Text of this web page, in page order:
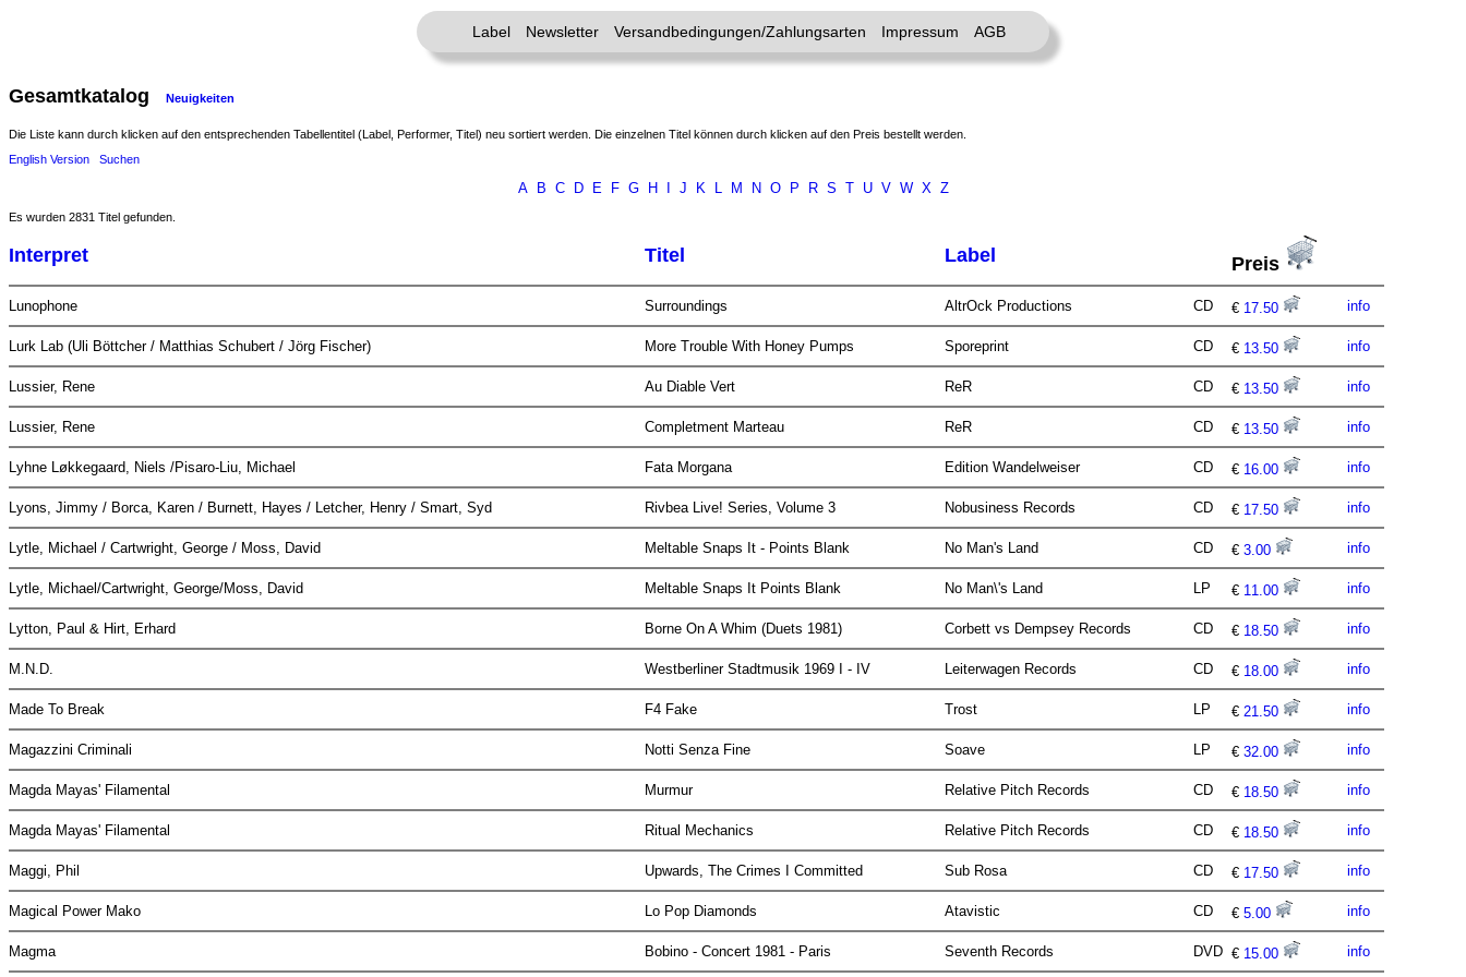
Label Newsletter Versandbedingungen/Zahlungsarten Impressum AGB
Gesamtkatalog Neuigkeiten
Die Liste kann durch klicken auf den entsprechenden Tabellentitel (Label, Performer, Titel) neu sortiert werden. Die einzelnen Titel können durch klicken auf den Preis bestellt werden.
English Version
Suchen
A B C D E F G H J K L M N O P R S T U V W X Z
Es wurden 2831 Titel gefunden.
Interpret Titel Label Preis
Lunophone Surroundings AltrOck Productions CD € 17.50 info
Lurk Lab (Uli Böttcher / Matthias Schubert / Jörg Fischer) More Trouble With Honey Pumps Sporeprint CD € 13.50 info
Lussier, Rene Au Diable Vert ReR CD € 13.50 info
Lussier, Rene Completment Marteau ReR CD € 13.50 info
Lyhne Løkkegaard, Niels /Pisaro-Liu, Michael Fata Morgana Edition Wandelweiser CD € 16.00 info
Lyons, Jimmy / Borca, Karen / Burnett, Hayes / Letcher, Henry / Smart, Syd Rivbea Live! Series, Volume 3 Nobusiness Records CD € 17.50 info
Lytle, Michael / Cartwright, George / Moss, David Meltable Snaps It - Points Blank No Man's Land CD € 3.00 info
Lytle, Michael/Cartwright, George/Moss, David Meltable Snaps It Points Blank No Man\'s Land LP € 11.00 info
Lytton, Paul & Hirt, Erhard Borne On A Whim (Duets 1981) Corbett vs Dempsey Records CD € 18.50 info
M.N.D. Westberliner Stadtmusik 1969 I - IV Leiterwagen Records CD € 18.00 info
Made To Break F4 Fake Trost LP € 21.50 info
Magazzini Criminali Notti Senza Fine Soave LP € 32.00 info
Magda Mayas' Filamental Murmur Relative Pitch Records CD € 18.50 info
Magda Mayas' Filamental Ritual Mechanics Relative Pitch Records CD € 18.50 info
Maggi, Phil Upwards, The Crimes I Committed Sub Rosa CD € 17.50 info
Magical Power Mako Lo Pop Diamonds Atavistic CD € 5.00 info
Magma Bobino - Concert 1981 - Paris Seventh Records DVD € 15.00 info